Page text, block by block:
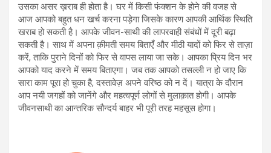
उसका असर ख़राब ही होता है। घर में किसी फंक्शन के होने की वजह से
आज आपको बहुत धन खर्च करना पड़ेगा जिसके कारण आपकी आर्थिक स्थिति
खराब हो सकती है। आपके जीवन-साथी की लापरवाही संबंधों में दूरी बढ़ा
सकती है। साथ में अपना क़ीमती समय बिताएँ और मीठी यादों को फिर से ताज़ा
करें, ताकि पुराने दिनों को फिर से वापस लाया जा सके। आपका प्रिय दिन भर
आपको याद करने में समय बिताएगा। जब तक आपको तसल्ली न हो जाए कि
सारा काम पूरा हो चुका है, दस्तावेज़ अपने वरिष्ठ को न दें। यात्रा के दौरान
आप नयी जगहों को जानेंगे और महत्वपूर्ण लोगों से मुलाक़ात होगी। आपके
जीवनसाथी का आन्तरिक सौन्दर्य बाहर भी पूरी तरह महसूस होगा।